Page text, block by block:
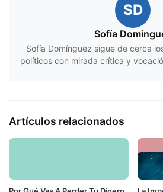
SD
Sofía
Sofía Domínguez sigue de cerca
políticos con mirada crítica y
Artículos relacionados